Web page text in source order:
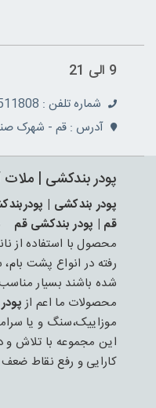
9 الی 21
شماره تلفن : 09127511808-09125526899
آدرس : قم - شهرک صنعتی محمودآباد -
پودر بندکشی |
پودر بندکشی |
قم | پودر بندکشی قم
محصول با استفاده از نانو ذرات به ابعاد 7 نانو متر فرآوری
رفته در انواع پشت
شده باشند بسیار
محصولات ما اعم از
موزاییک،سنگ و یا
این مجموعه با تلاش
کارایی و رفع نقاط